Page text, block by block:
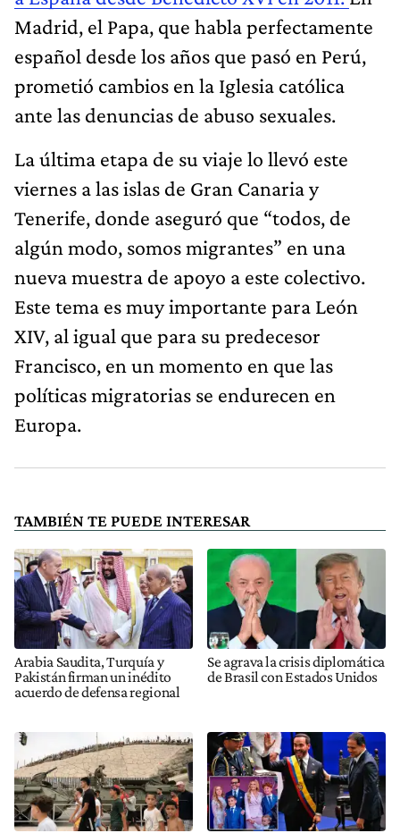
Madrid, el Papa, que habla perfectamente
español desde los años que pasó en Perú,
prometió cambios en la Iglesia católica
ante las denuncias de abuso sexuales.
La última etapa de su viaje lo llevó este
viernes a las islas de Gran Canaria y
Tenerife, donde aseguró que “todos, de
algún modo, somos migrantes” en una
nueva muestra de apoyo a este colectivo.
Este tema es muy importante para León
XIV, al igual que para su predecesor
Francisco, en un momento en que las
políticas migratorias se endurecen en
Europa.
TAMBIÉN TE PUEDE INTERESAR
Arabia Saudita, Turquía y
Pakistán firman un inédito
acuerdo de defensa regional
Se agrava la crisis diplomática
de Brasil con Estados Unidos